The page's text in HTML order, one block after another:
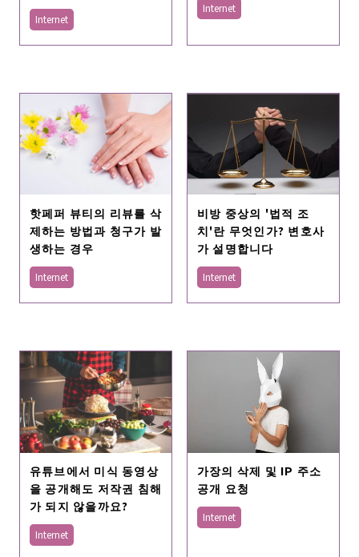
Internet
Internet
핫페퍼 뷰티의 리뷰를 삭
제하는 방법과 청구가 발
생하는 경우
Internet
비방 중상의 '법적 조
치'란 무엇인가? 변호사
가 설명합니다
Internet
유튜브에서 미식 동영상
을 공개해도 저작권 침해
가 되지 않을까요?
Internet
가장의 삭제 및 IP 주소
공개 요청
Internet